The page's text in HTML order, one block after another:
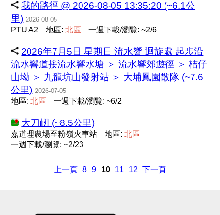
我的路徑 @ 2026-08-05 13:35:20 (~6.1公
里) 2026-08-05
PTU A2 地區:北區 一週下載/瀏覽: ~2/6
2026年7月5日 星期日 流水響 迴旋處 起步沿
流水響道接流水響水塘 ＞ 流水響郊遊徑 ＞ 桔仔
山坳 ＞ 九龍坑山發射站 ＞ 大埔鳳園散隊 (~7.6
公里) 2026-07-05
地區:北區 一週下載/瀏覽: ~6/2
大刀屻 (~8.5公里)
嘉道理農場至粉嶺火車站 地區:北區
一週下載/瀏覽: ~2/23
上一頁 8 9 10 11 12 下一頁